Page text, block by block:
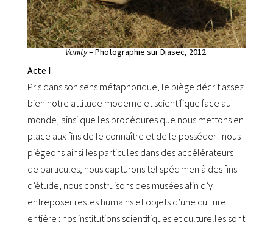
Vanity– Photographie sur Diasec, 2012.
Acte I
Pris dans son sens métaphorique, le piège décrit assez
bien notre attitude moderne et scientifique face au
monde, ainsi que les procédures que nous mettons en
place aux fins de le connaître et de le posséder : nous
piégeons ainsi les particules dans des accélérateurs
de particules, nous capturons tel spécimen à des fins
d’étude, nous construisons des musées afin d’y
entreposer restes humains et objets d’une culture
entière : nos institutions scientifiques et culturelles sont